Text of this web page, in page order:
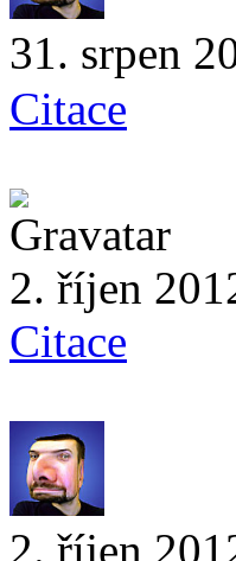
31. srpen
Citace
2. říjen
Citace
2. říjen